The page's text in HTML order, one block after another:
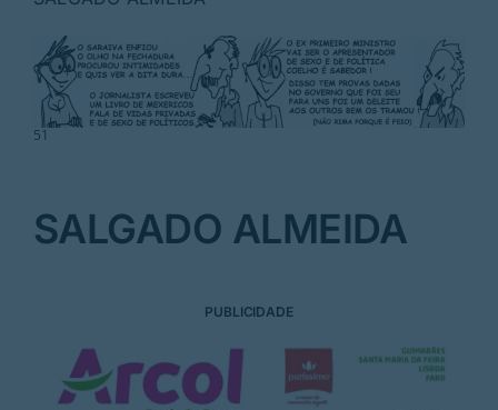
Rubricas
Jornal
Search
For:
51
SALGADO ALMEIDA
PUBLICIDADE